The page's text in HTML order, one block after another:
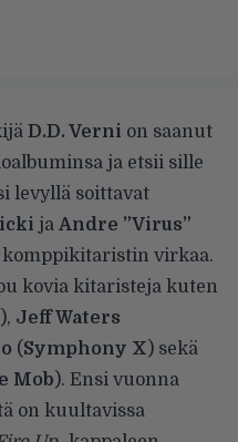
D.D. Verni on saanut
ja etsii sille
levyllä soittavat
ja Andre ”Virus”
komppikitaristin virkaa.
kovia kitaristeja kuten
), Jeff Waters
(Symphony X) sekä
Mob). Ensi vuonna
on kuultavissa